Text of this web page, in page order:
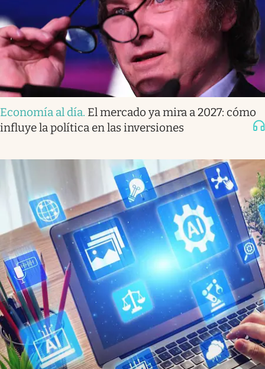
Economía al día. El mercado ya mira a 2027: cómo
influye la política en las inversiones